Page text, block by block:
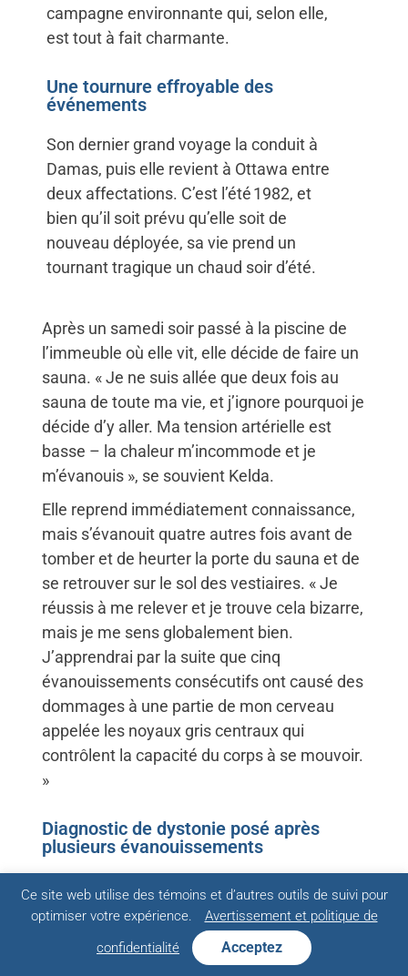
campagne environnante qui, selon elle,
est tout à fait charmante.
Une tournure effroyable des
événements
Son dernier grand voyage la conduit à
Damas, puis elle revient à Ottawa entre
deux affectations. C’est l’été 1982, et
bien qu’il soit prévu qu’elle soit de
nouveau déployée, sa vie prend un
tournant tragique un chaud soir d’été.
Après un samedi soir passé à la piscine de
l’immeuble où elle vit, elle décide de faire un
sauna. « Je ne suis allée que deux fois au
sauna de toute ma vie, et j’ignore pourquoi je
décide d’y aller. Ma tension artérielle est
basse – la chaleur m’incommode et je
m’évanouis », se souvient Kelda.
Elle reprend immédiatement connaissance,
mais s’évanouit quatre autres fois avant de
tomber et de heurter la porte du sauna et de
se retrouver sur le sol des vestiaires. « Je
réussis à me relever et je trouve cela bizarre,
mais je me sens globalement bien.
J’apprendrai par la suite que cinq
évanouissements consécutifs ont causé des
dommages à une partie de mon cerveau
appelée les noyaux gris centraux qui
contrôlent la capacité du corps à se mouvoir.
»
Diagnostic de dystonie posé après
plusieurs évanouissements
Au bout de deux jours, et malgré qu’elle se
sente bien, Kelda se regarde dans le miroir
et voit que les muscles de son cou sont
proéminents comme s’ils étaient contractés.
Ce site web utilise des témoins et d’autres outils de suivi pour
optimiser votre expérience.
Avertissement et politique de
confidentialité
Acceptez